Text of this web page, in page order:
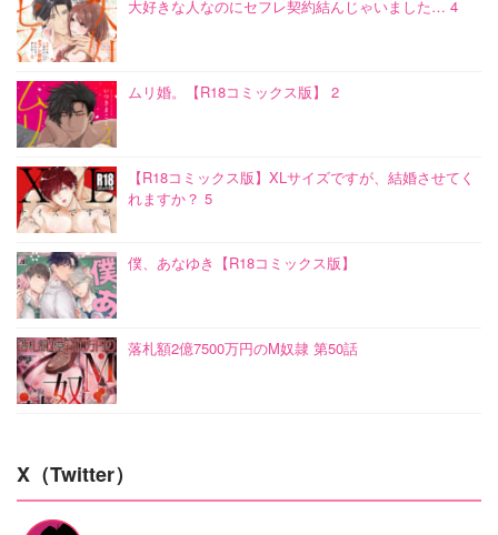
大好きな人なのにセフレ契約結んじゃいました… 4
ムリ婚。【R18コミックス版】 2
【R18コミックス版】XLサイズですが、結婚させてく
れますか？ 5
僕、あなゆき【R18コミックス版】
落札額2億7500万円のM奴隷 第50話
X（Twitter）